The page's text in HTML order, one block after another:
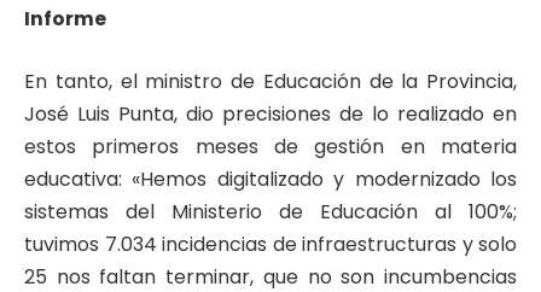
Informe
En tanto, el ministro de Educación de la Provincia,
José Luis Punta, dio precisiones de lo realizado en
estos primeros meses de gestión en materia
educativa: «Hemos digitalizado y modernizado los
sistemas del Ministerio de Educación al 100%;
tuvimos 7.034 incidencias de infraestructuras y solo
25 nos faltan terminar, que no son incumbencias